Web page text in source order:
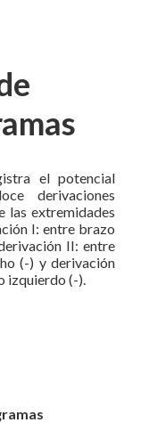
el potencial
derivaciones
las extremidades
I: entre brazo
II: entre
(-) y derivación
izquierdo (-).